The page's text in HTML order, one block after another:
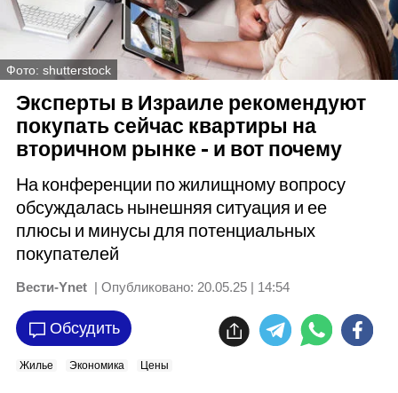
Фото: shutterstock
Эксперты в Израиле рекомендуют
покупать сейчас квартиры на
вторичном рынке - и вот почему
На конференции по жилищному вопросу
обсуждалась нынешняя ситуация и ее
плюсы и минусы для потенциальных
покупателей
Вести-Ynet | Опубликовано: 20.05.25 | 14:54
Обсудить
Жилье Экономика Цены